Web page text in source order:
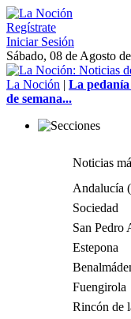
Regístrate
Iniciar Sesión
Sábado, 08 de Agosto
La Noción | La pedanía
de semana...
Noticias
Andalucía
Sociedad
San Pedro
Estepona
Fuengirola
Rincón de